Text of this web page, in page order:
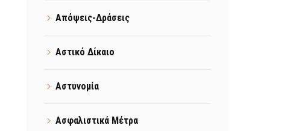
Απόψεις-Δράσεις
Αστικό Δίκαιο
Αστυνομία
Ασφαλιστικά Μέτρα